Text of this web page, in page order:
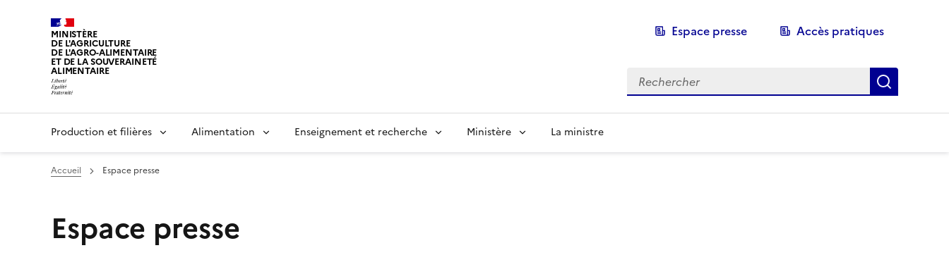
MINISTÈRE
DE L'AGRICULTURE
DE L'AGRO-ALIMENTAIRE
ET DE LA SOUVERAINETÉ
ALIMENTAIRE
Espace presse Accès pratiques
Recherche
Production et filières Alimentation Enseignement et recherche Ministère La ministre
Accueil Espace presse
Espace presse